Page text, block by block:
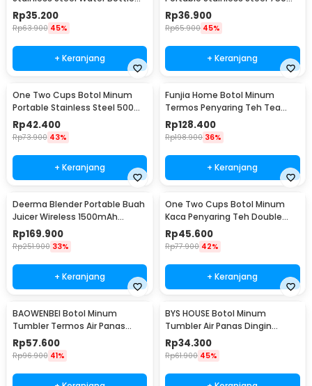
300ml - YM006
Rp35.200
Rp63.900 45%
+ Keranjang
- YM006
Rp36.900
Rp65.900 45%
+ Keranjang
One Two Cups Botol Minum
Portable Stainless Steel 500ml
- YM006
Rp42.400
Rp73.900 43%
+ Keranjang
Funjia Home Botol Minum
Termos Penyaring Teh Tea
Infuser 520ml
Rp128.400
Rp198.900 36%
+ Keranjang
Deerma Blender Portable Buah
Juicer Wireless 1500mAh
400ml - DEM-NU05
Rp169.900
Rp251.900 33%
+ Keranjang
One Two Cups Botol Minum
Kaca Penyaring Teh Double
Wall 230ml - X9001
Rp45.600
Rp77.900 42%
+ Keranjang
BAOWENBEI Botol Minum
Tumbler Termos Air Panas
Dingin Stainless 500ml - A1A0
Rp57.600
Rp96.900 41%
BYS HOUSE Botol Minum
Tumbler Air Panas Dingin
Stainless Steel 380ml - TY204
Rp34.300
Rp61.900 45%